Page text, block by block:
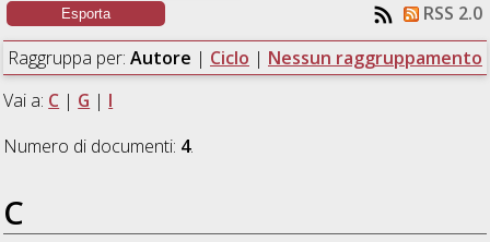
RSS 2.0
Raggruppa per: Autore | Ciclo | Nessun raggruppamento
Vai a: C | G | I
Numero di documenti: 4.
C